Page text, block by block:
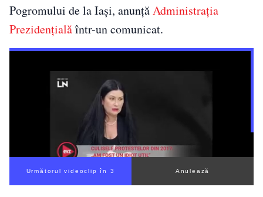
Pogromului de la Iași, anunțăAdministrația
Prezidențialăîntr-un comunicat.
Următorul videoclip în 3 Anulează